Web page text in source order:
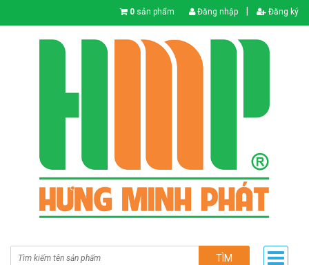
0 sản phẩm Đăng nhập Đăng ký
TÌM